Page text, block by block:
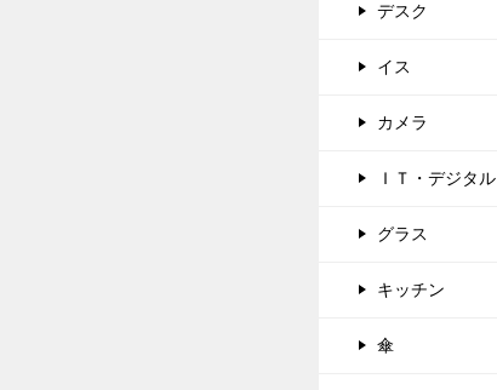
デスク
イス
カメラ
ＩＴ・デジタル
グラス
キッチン
傘